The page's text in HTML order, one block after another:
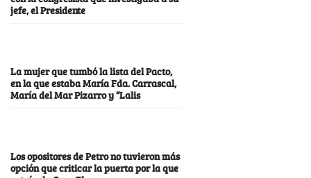
jefe, el Presidente
La mujer que tumbó la lista del Pacto,
en la que estaba María Fda. Carrascal,
María del Mar Pizarro y “Lalis
Los opositores de Petro no tuvieron más
opción que criticar la puerta por la que